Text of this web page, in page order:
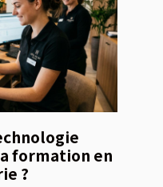
formation en
?